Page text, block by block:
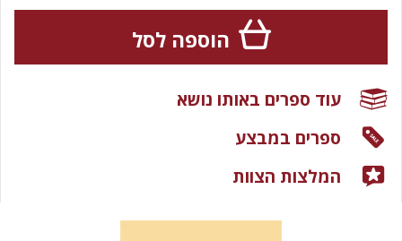
הוספה לסל
עוד ספרים באותו נושא
ספרים במבצע
המלצות הצוות